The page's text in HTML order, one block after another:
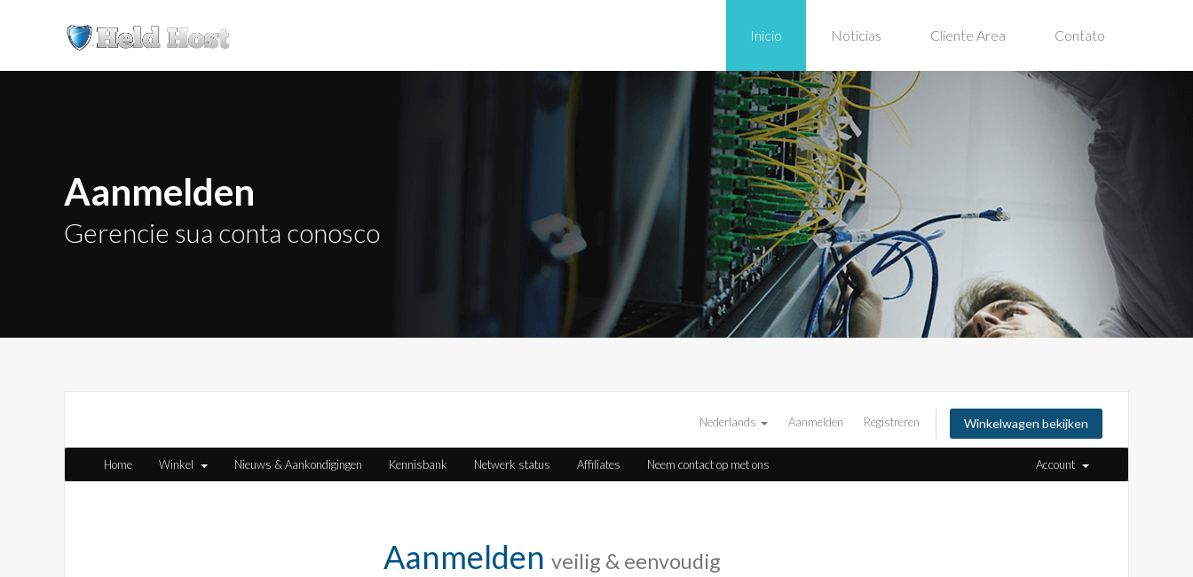
Inicio Noticias Cliente Area Contato
Aanmelden
Gerencie sua conta conosco
Nederlands Aanmelden Registreren Winkelwagen bekijken
Home Winkel Nieuws & Aankondigingen Kennisbank Netwerk status Affiliates Neem contact op met ons Account
Aanmelden veilig & eenvoudig